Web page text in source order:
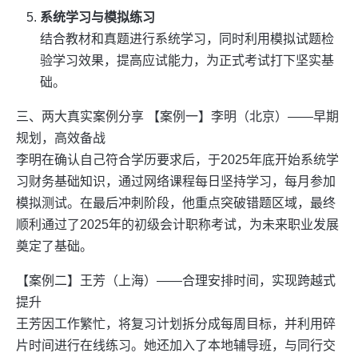
系统学习与模拟练习
结合教材和真题进行系统学习，同时利用模拟试题检
验学习效果，提高应试能力，为正式考试打下坚实基
础。
三、两大真实案例分享 【案例一】李明（北京）——早期
规划，高效备战
李明在确认自己符合学历要求后，于2025年底开始系统学
习财务基础知识，通过网络课程每日坚持学习，每月参加
模拟测试。在最后冲刺阶段，他重点突破错题区域，最终
顺利通过了2025年的初级会计职称考试，为未来职业发展
奠定了基础。
【案例二】王芳（上海）——合理安排时间，实现跨越式
提升
王芳因工作繁忙，将复习计划拆分成每周目标，并利用碎
片时间进行在线练习。她还加入了本地辅导班，与同行交